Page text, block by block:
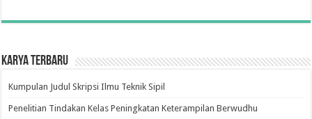
Karya Terbaru
Kumpulan Judul Skripsi Ilmu Teknik Sipil
Penelitian Tindakan Kelas Peningkatan Keterampilan Berwudhu